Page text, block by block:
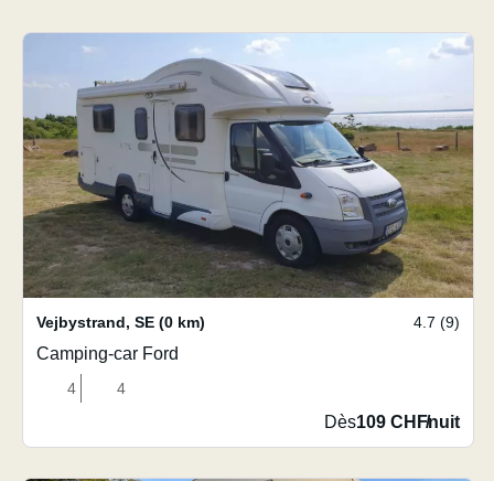
Vejbystrand, SE (0 km) 4.7 (9)
Camping-car Ford
4 4
Dès109 CHF/nuit